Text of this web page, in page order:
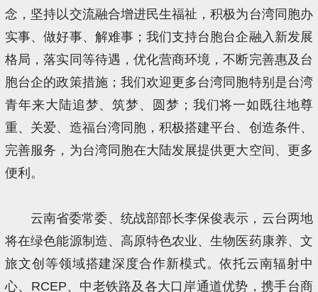
念，坚持以交流融合增进民生福祉，积极为台湾同胞办
实事、做好事、解难事；我们支持台胞台企融入新发展
格局，落实同等待遇，优化营商环境，不断完善惠及台
胞台企的政策措施；我们欢迎更多台湾同胞特别是台湾
青年来大陆追梦、筑梦、圆梦；我们将一如既往地尊
重、关爱、造福台湾同胞，积极搭建平台、创造条件、
完善服务，为台湾同胞在大陆发展提供更大空间、更多
便利。
云南省委常委、统战部部长李保俊表示，云台两地
将在绿色能源制造、高原特色农业、生物医药康养、文
旅文创等领域搭建深度合作新模式。依托云南辐射中
心、RCEP、中老铁路及各大口岸通道优势，携手台商